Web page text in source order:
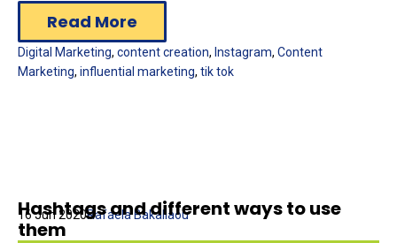
Read More
Digital Marketing, content creation, Instagram, Content
Marketing, influential marketing, tik tok
Hashtags and different ways to use
them
16 Jun 2020Rafaela Bakaliaou